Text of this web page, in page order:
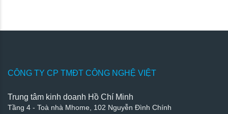
CÔNG TY CP TMĐT CÔNG NGHỆ VIỆT
Trung tâm kinh doanh Hồ Chí Minh
Tầng 4 - Toà nhà Mhome, 102 Nguyễn Đình Chính